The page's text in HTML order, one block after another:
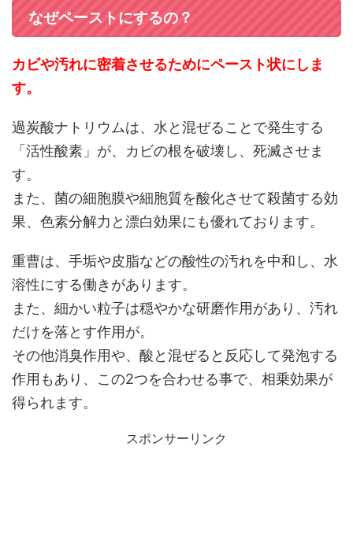
なぜペーストにするの？
カビや汚れに密着させるためにペースト状にしま
す。
過炭酸ナトリウムは、水と混ぜることで発生する
「活性酸素」が、カビの根を破壊し、死滅させま
す。
また、菌の細胞膜や細胞質を酸化させて殺菌する効
果、色素分解力と漂白効果にも優れております。
重曹は、手垢や皮脂などの酸性の汚れを中和し、水
溶性にする働きがあります。
また、細かい粒子は穏やかな研磨作用があり、汚れ
だけを落とす作用が。
その他消臭作用や、酸と混ぜると反応して発泡する
作用もあり、この2つを合わせる事で、相乗効果が
得られます。
スポンサーリンク